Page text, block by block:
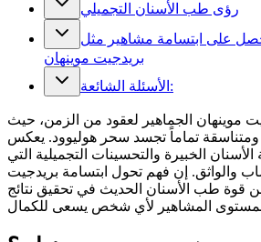
رؤى طب الأسنان التجميلي
على ابتسامة مشاهير مثل
بريدجيت موينهان
الأسئلة الشائعة:
موينهان الجماهير لعقود من الزمن، حيث
تماماً تجسد سحر هوليوود. يعكس
الخبيرة والتحسينات التجميلية التي
والواثق. إن فهم تحول ابتسامة بريدجيت
قوة طب الأسنان الحديث في تحقيق نتائج